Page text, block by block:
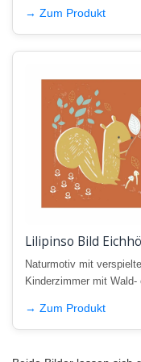
→ Zum Produkt
Lilipinso Bild
Naturmotiv mit
Kinderzimmer mit Wald-
→ Zum Produkt